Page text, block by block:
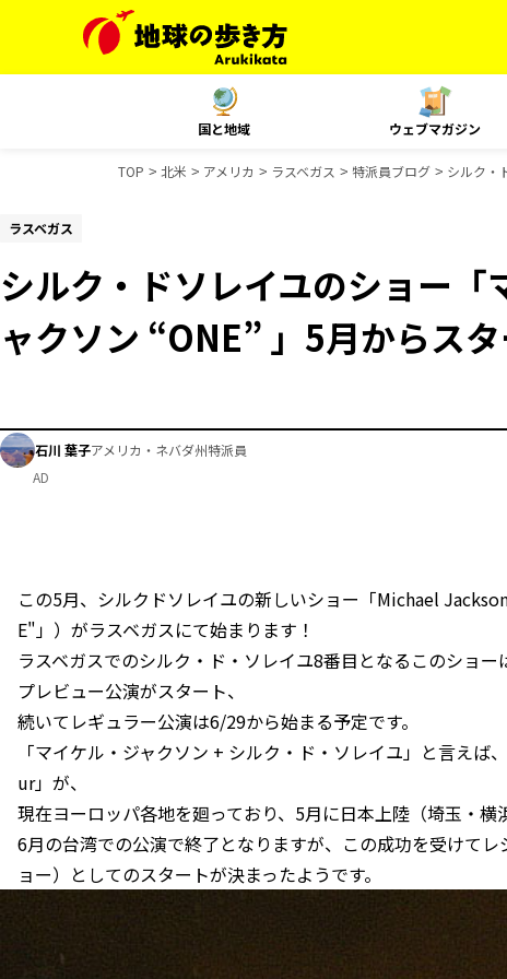
国と地域 ウェブマガジン
TOP 北米 アメリカ ラスベガス 特派員ブログ シルク・
ラスベガス
シルク・ドソレイユのショー「
ャクソン “ONE” 」5月からス
石川 葉子アメリカ・ネバダ州特派員
AD
この5月、シルクドソレイユの新しいショー「Michael
E"」）がラスベガスにて始まります！
ラスベガスでのシルク・ド・ソレイユ8番目となるこのショ
プレビュー公演がスタート、
続いてレギュラー公演は6/29から始まる予定です。
「マイケル・ジャクソン + シルク・ド・ソレイユ」と言え
ur」が、
現在ヨーロッパ各地を廻っており、5月に日本上陸（埼玉・横
6月の台湾での公演で終了となりますが、この成功を受けて
ョー）としてのスタートが決まったようです。